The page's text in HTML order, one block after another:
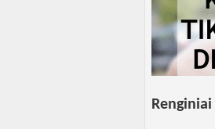
Renginiai